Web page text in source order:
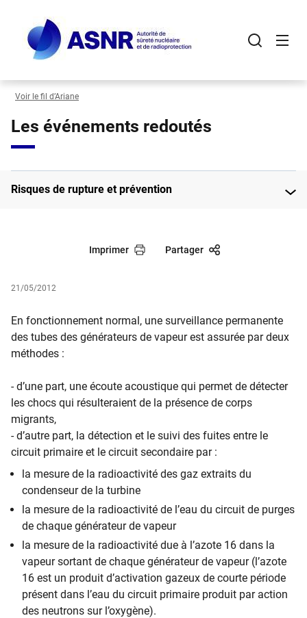
contenu
principal
Voir le fil d’Ariane
Les événements redoutés
Risques de rupture et prévention
Imprimer Partager
21/05/2012
En fonctionnement normal, une surveillance permanente
des tubes des générateurs de vapeur est assurée par deux
méthodes :
- d’une part, une écoute acoustique qui permet de détecter
les chocs qui résulteraient de la présence de corps
migrants,
- d’autre part, la détection et le suivi des fuites entre le
circuit primaire et le circuit secondaire par :
la mesure de la radioactivité des gaz extraits du
condenseur de la turbine
la mesure de la radioactivité de l’eau du circuit de purges
de chaque générateur de vapeur
la mesure de la radioactivité due à l’azote 16 dans la
vapeur sortant de chaque générateur de vapeur (l’azote
16 est un produit d’activation gazeux de courte période
présent dans l’eau du circuit primaire produit par action
des neutrons sur l’oxygène).